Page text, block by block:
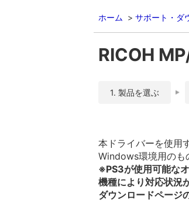
ホーム サポート・ダ
RICOH
1. 製品を選ぶ
本ドライバーを使用
Windows環境用のも
※PS3が使用可能な
機種により対応状況
ダウンロードページ